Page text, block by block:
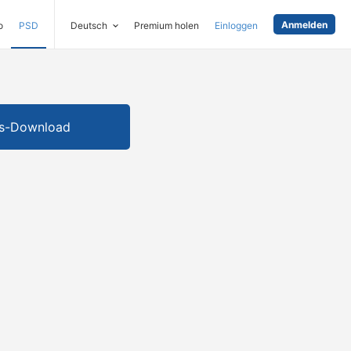
PSD Deutsch Premium holen Einloggen Anmelden
Download